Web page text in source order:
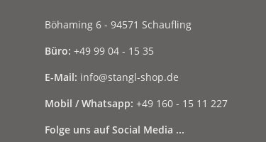
Böhaming 6 - 94571 Schaufling
Büro: +49 99 04 - 15 35
E-Mail: info@stangl-shop.de
Mobil / Whatsapp: +49 160 - 15 11 227
Folge uns auf Social Media ...